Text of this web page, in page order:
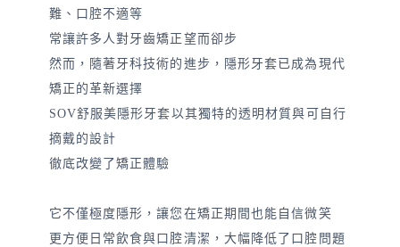
難、口腔不適等
常讓許多人對牙齒矯正望而卻步
然而，隨著牙科技術的進步，隱形牙套已成為現代
矯正的革新選擇
SOV舒服美隱形牙套以其獨特的透明材質與可自行
摘戴的設計
徹底改變了矯正體驗
它不僅極度隱形，讓您在矯正期間也能自信微笑
更方便日常飲食與口腔清潔，大幅降低了口腔問題